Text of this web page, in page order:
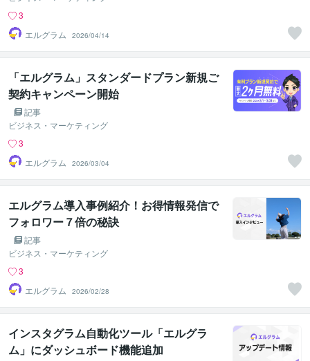
3
エルグラム
2026/04/14
「エルグラム」スタンダードプラン新規ご
契約キャンペーン開始
記事
ビジネス・マーケティング
3
エルグラム
2026/03/04
エルグラム導入事例紹介！お得情報発信で
フォロワー７倍の秘訣
記事
ビジネス・マーケティング
3
エルグラム
2026/02/28
インスタグラム自動化ツール「エルグラ
ム」にダッシュボード機能追加